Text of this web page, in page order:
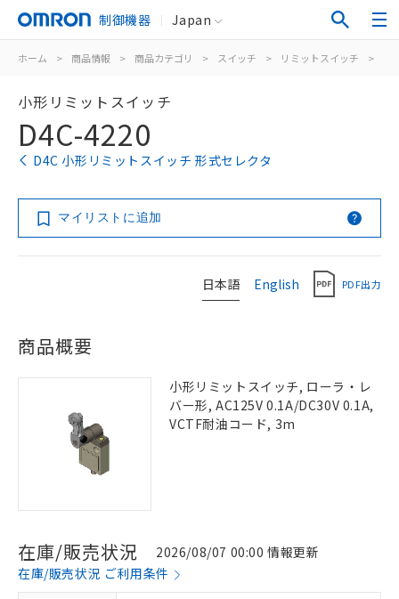
制御機器 Japan
ホーム > 商品情報 > 商品カテゴリ > スイッチ > リミットスイッチ >
小形リミットスイッチ
D4C-4220
D4C 小形リミットスイッチ 形式セレクタ
マイリストに追加
日本語 English PDF出力
商品概要
小形リミットスイッチ, ローラ・レ
バー形, AC125V 0.1A/DC30V 0.1A,
VCTF耐油コード, 3m
在庫/販売状況
2026/08/07 00:00 情報更新
在庫/販売状況 ご利用条件